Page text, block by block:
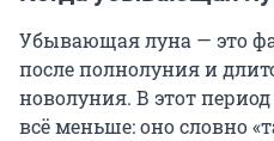
Убывающая луна — это
после полнолуния и
новолуния. В этот
всё меньше: оно словно